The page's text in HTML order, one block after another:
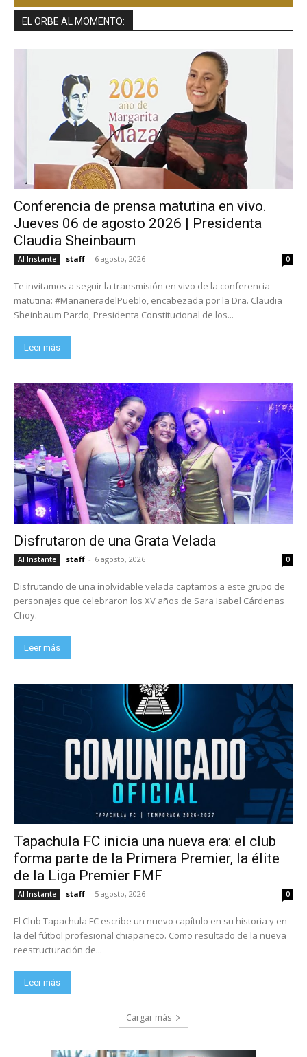
EL ORBE AL MOMENTO:
Conferencia de prensa matutina en vivo.
Jueves 06 de agosto 2026 | Presidenta
Claudia Sheinbaum
Al Instante staff - 6 agosto, 2026 0
Te invitamos a seguir la transmisión en vivo de la conferencia
matutina: #MañaneradelPueblo, encabezada por la Dra. Claudia
Sheinbaum Pardo, Presidenta Constitucional de los...
Leer más
Disfrutaron de una Grata Velada
Al Instante staff - 6 agosto, 2026 0
Disfrutando de una inolvidable velada captamos a este grupo de
personajes que celebraron los XV años de Sara Isabel Cárdenas
Choy.
Leer más
Tapachula FC inicia una nueva era: el club
forma parte de la Primera Premier, la élite
de la Liga Premier FMF
Al Instante staff - 5 agosto, 2026 0
El Club Tapachula FC escribe un nuevo capítulo en su historia y en
la del fútbol profesional chiapaneco. Como resultado de la nueva
reestructuración de...
Leer más
Cargar más